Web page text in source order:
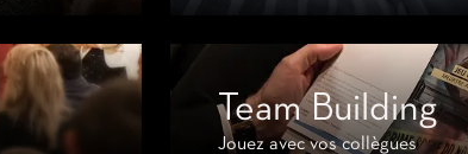
Team Building
Jouez avec vos collègues